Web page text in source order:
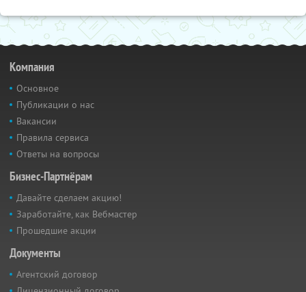
Компания
Основное
Публикации о нас
Вакансии
Правила сервиса
Ответы на вопросы
Бизнес-Партнёрам
Давайте сделаем акцию!
Заработайте, как Вебмастер
Прошедшие акции
Документы
Агентский договор